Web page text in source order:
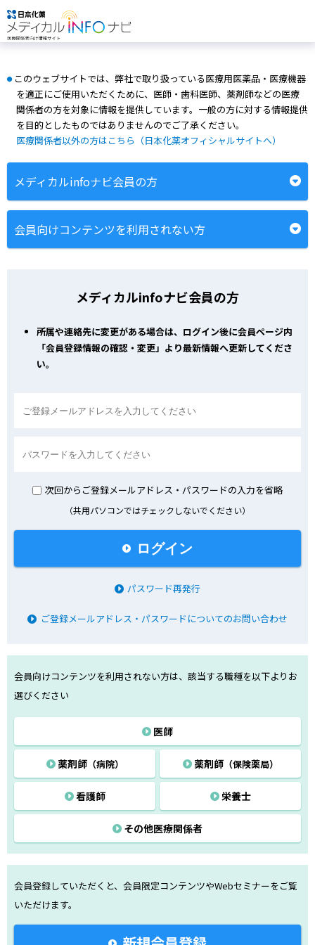
● このウェブサイトでは、弊社で取り扱っている医療用医薬品・医療機器
を適正にご使用いただくために、医師・歯科医師、薬剤師などの医療
関係者の方を対象に情報を提供しています。一般の方に対する情報提供
を目的としたものではありませんのでご了承ください。
医療関係者以外の方はこちら（日本化薬オフィシャルサイトへ）
メディカルinfoナビ会員の方
会員向けコンテンツを利用されない方
メディカルinfoナビ会員の方
所属や連絡先に変更がある場合は、ログイン後に会員ページ内
「会員登録情報の確認・変更」より最新情報へ更新してくださ
い。
次回からご登録メールアドレス・パスワードの入力を省略
（共用パソコンではチェックしないでください）
ログイン
パスワード再発行
ご登録メールアドレス・パスワードについてのお問い合わせ
会員向けコンテンツを利用されない方は、該当する職種を以下よりお
選びください
医師
薬剤師（病院） 薬剤師（保険薬局）
看護師 栄養士
その他医療関係者
会員登録していただくと、会員限定コンテンツやWebセミナーをご覧
いただけます。